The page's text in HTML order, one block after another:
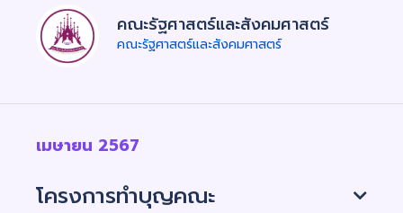
คณะรัฐศาสตร์และสังคมศาสตร์
คณะรัฐศาสตร์และสังคมศาสตร์
เมษายน 2567
โครงการทำบุญคณะ